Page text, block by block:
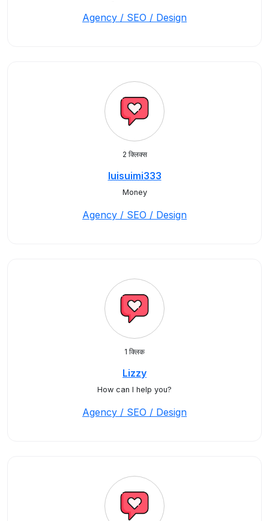
Agency / SEO / Design
2 क्लिक्स
luisuimi333
Money
Agency / SEO / Design
1 क्लिक
Lizzy
How can I help you?
Agency / SEO / Design